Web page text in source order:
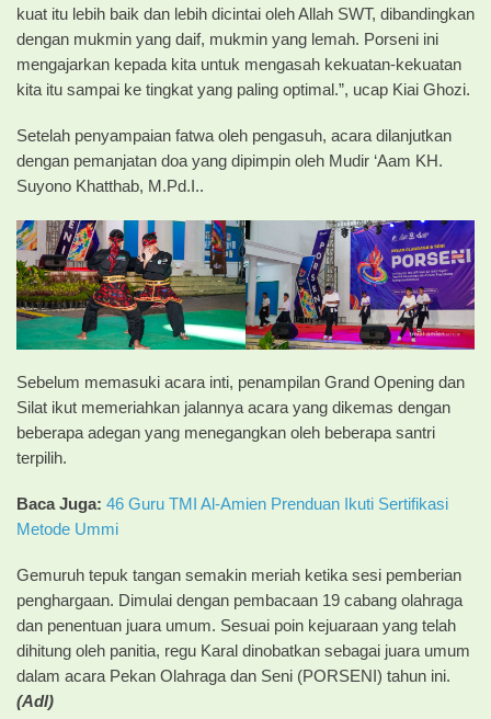
kuat itu lebih baik dan lebih dicintai oleh Allah SWT, dibandingkan
dengan mukmin yang daif, mukmin yang lemah. Porseni ini
mengajarkan kepada kita untuk mengasah kekuatan-kekuatan
kita itu sampai ke tingkat yang paling optimal.”, ucap Kiai Ghozi.
Setelah penyampaian fatwa oleh pengasuh, acara dilanjutkan
dengan pemanjatan doa yang dipimpin oleh Mudir ‘Aam KH.
Suyono Khatthab, M.Pd.I..
Sebelum memasuki acara inti, penampilan Grand Opening dan
Silat ikut memeriahkan jalannya acara yang dikemas dengan
beberapa adegan yang menegangkan oleh beberapa santri
terpilih.
Baca Juga: 46 Guru TMI Al-Amien Prenduan Ikuti Sertifikasi
Metode Ummi
Gemuruh tepuk tangan semakin meriah ketika sesi pemberian
penghargaan. Dimulai dengan pembacaan 19 cabang olahraga
dan penentuan juara umum. Sesuai poin kejuaraan yang telah
dihitung oleh panitia, regu Karal dinobatkan sebagai juara umum
dalam acara Pekan Olahraga dan Seni (PORSENI) tahun ini.
(Adl)